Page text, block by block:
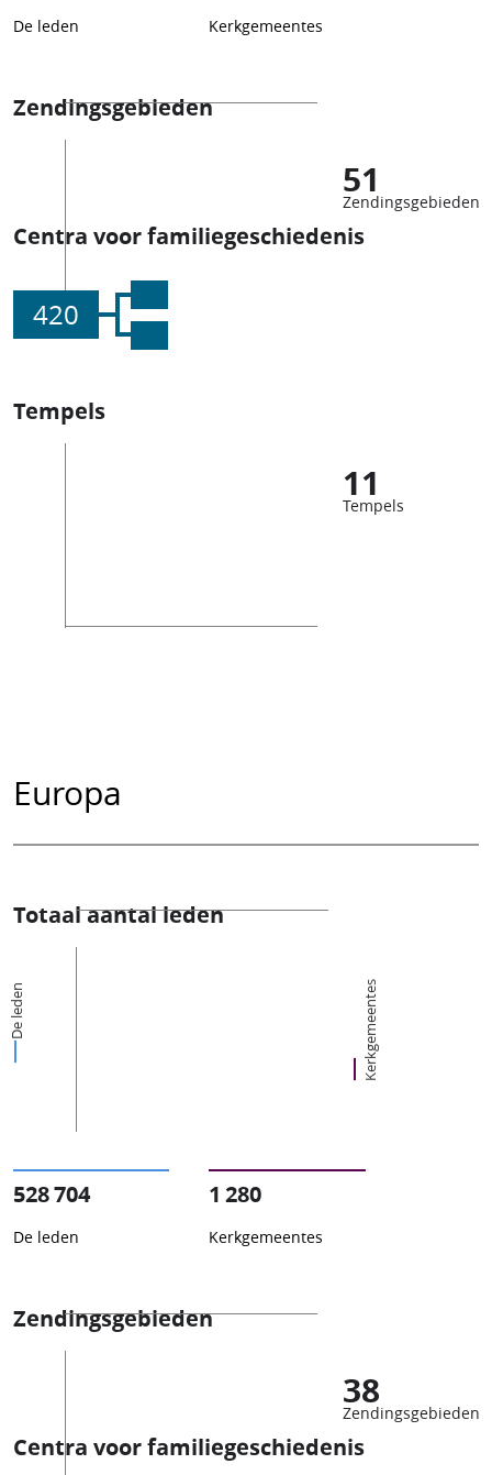
De leden Kerkgemeentes
Zendingsgebieden
51
Zendingsgebieden
Centra voor familiegeschiedenis
420
Tempels
11
Tempels
Europa
Totaal aantal leden
De leden Kerkgemeentes
528 704
De leden
1 280
Kerkgemeentes
Zendingsgebieden
38
Zendingsgebieden
Centra voor familiegeschiedenis